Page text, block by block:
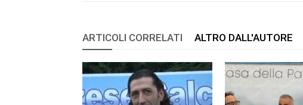
ARTICOLI CORRELATI ALTRO DALL'AUTORE